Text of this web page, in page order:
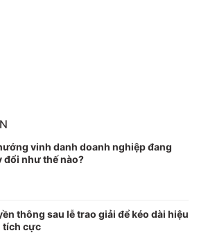
vinh danh doanh nghiệp đang
đổi như thế nào?
thông sau lễ trao giải để kéo dài hiệu
tích cực